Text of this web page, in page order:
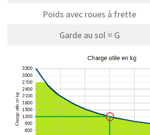
Poids avec roues à frette
Garde au sol = G